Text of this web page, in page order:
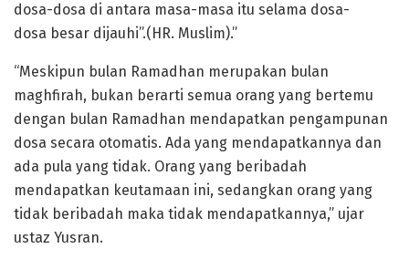
dosa-dosa di antara masa-masa itu selama dosa-
dosa besar dijauhi”.(HR. Muslim).”
“Meskipun bulan Ramadhan merupakan bulan
maghfirah, bukan berarti semua orang yang bertemu
dengan bulan Ramadhan mendapatkan pengampunan
dosa secara otomatis. Ada yang mendapatkannya dan
ada pula yang tidak. Orang yang beribadah
mendapatkan keutamaan ini, sedangkan orang yang
tidak beribadah maka tidak mendapatkannya,” ujar
ustaz Yusran.